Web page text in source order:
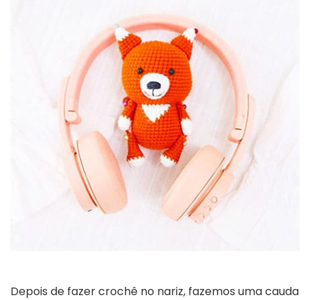
Depois de fazer crochê no nariz, fazemos uma cauda